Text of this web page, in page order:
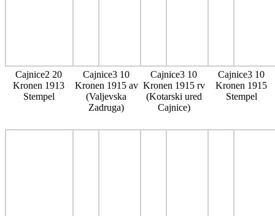
Cajnice2 20
Kronen 1913
Stempel
Cajnice3 10
Kronen 1915 av
(Valjevska
Zadruga)
Cajnice3 10
Kronen 1915 rv
(Kotarski ured
Cajnice)
Cajnice3 10
Kronen 1915
Stempel